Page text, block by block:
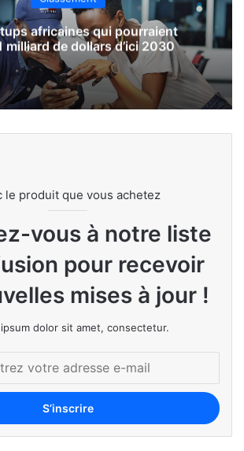
africaines qui pourraient
milliard de dollars d’ici 2030
le produit que vous achetez
vous à notre liste
pour recevoir
mises à jour !
dolor sit amet, consectetur.